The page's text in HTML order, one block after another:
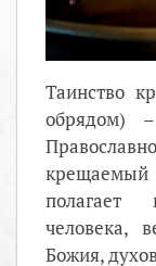
Таинство
обрядом)
крещаемый
полагает
человека,
Божия,